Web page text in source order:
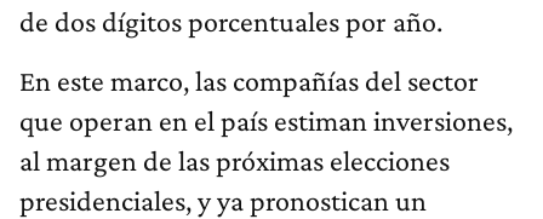
de dos dígitos porcentuales por año.
En este marco, las compañías del sector
que operan en el país estiman inversiones,
al margen de las próximas elecciones
presidenciales, y ya pronostican un